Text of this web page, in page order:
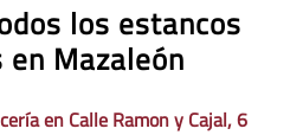
los estancos
Mazaleón
en Calle Ramon y Cajal, 6